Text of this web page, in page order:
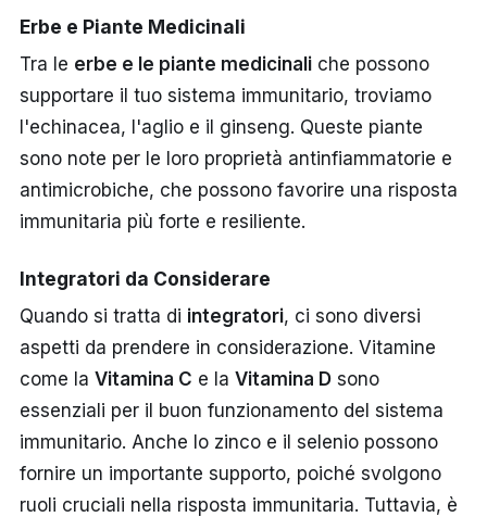
Erbe e Piante Medicinali
Tra le erbe e le piante medicinaliche possono
supportare il tuo sistema immunitario, troviamo
l'echinacea, l'aglio e il ginseng. Queste piante
sono note per le loro proprietà antinfiammatorie e
antimicrobiche, che possono favorire una risposta
immunitaria più forte e resiliente.
Integratori da Considerare
Quando si tratta di integratori, ci sono diversi
aspetti da prendere in considerazione. Vitamine
come la Vitamina C e la Vitamina Dsono
essenziali per il buon funzionamento del sistema
immunitario. Anche lo zinco e il selenio possono
fornire un importante supporto, poiché svolgono
ruoli cruciali nella risposta immunitaria. Tuttavia, è